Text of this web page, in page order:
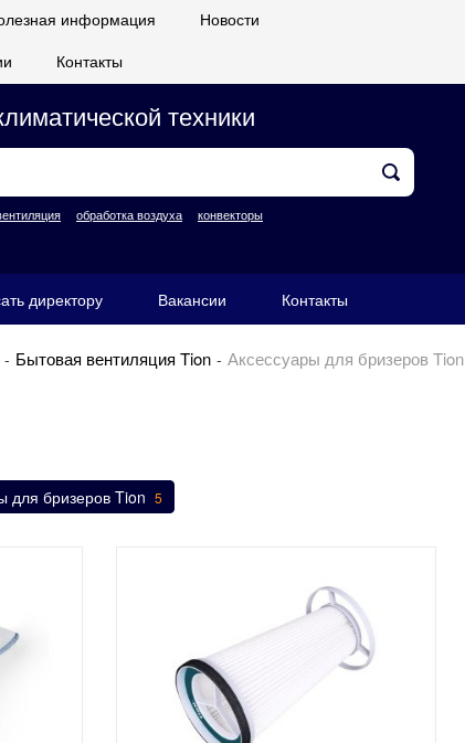
информация
Новости
Контакты
техники
обработка воздуха конвекторы
директору Вакансии Контакты
Бытовая вентиляция Tion Аксессуары для бризеров Tion
для бризеров Tion 5